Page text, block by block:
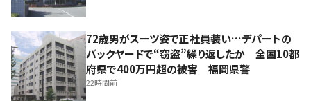
72歳男がスーツ姿で正社員装い…デパートの
バックヤードで“窃盗”繰り返したか 全国10都
府県で400万円超の被害 福岡県警
22時間前